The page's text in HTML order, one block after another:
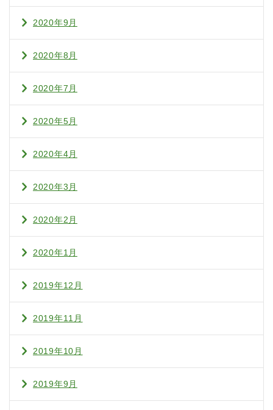
2020年9月
2020年8月
2020年7月
2020年5月
2020年4月
2020年3月
2020年2月
2020年1月
2019年12月
2019年11月
2019年10月
2019年9月